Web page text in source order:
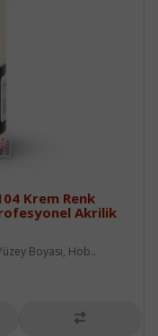
Krem Renk
Akrilik
Boyası, Hob..